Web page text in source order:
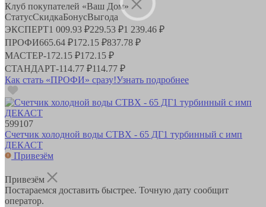
Клуб покупателей «Ваш Дом»
СтатусСкидкаБонусВыгода
ЭКСПЕРТ1 009.93 ₽229.53 ₽1 239.46 ₽
ПРОФИ665.64 ₽172.15 ₽837.78 ₽
МАСТЕР-172.15 ₽172.15 ₽
СТАНДАРТ-114.77 ₽114.77 ₽
Как стать «ПРОФИ» сразу!Узнать подробнее
599107
Счетчик холодной воды СТВХ - 65 ДГ1 турбинный с имп
ДЕКАСТ
Привезём
Привезём
Постараемся доставить быстрее. Точную дату сообщит
оператор.